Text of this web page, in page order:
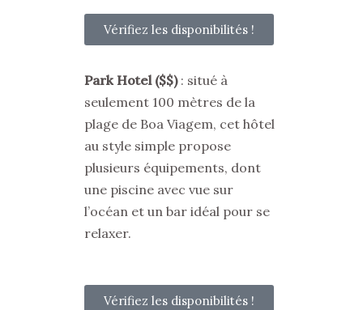
Vérifiez les disponibilités !
Park Hotel ($$): situé à
seulement 100 mètres de la
plage de Boa Viagem, cet hôtel
au style simple propose
plusieurs équipements, dont
une piscine avec vue sur
l’océan et un bar idéal pour se
relaxer.
Vérifiez les disponibilités !